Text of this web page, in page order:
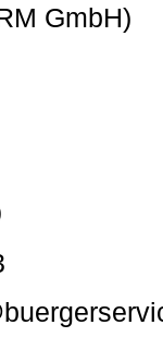
GmbH)